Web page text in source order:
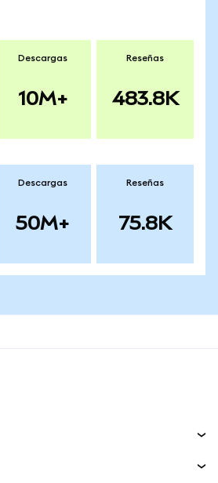
Descargas
10M+
Reseñas
483.8K
Descargas
50M+
Reseñas
75.8K